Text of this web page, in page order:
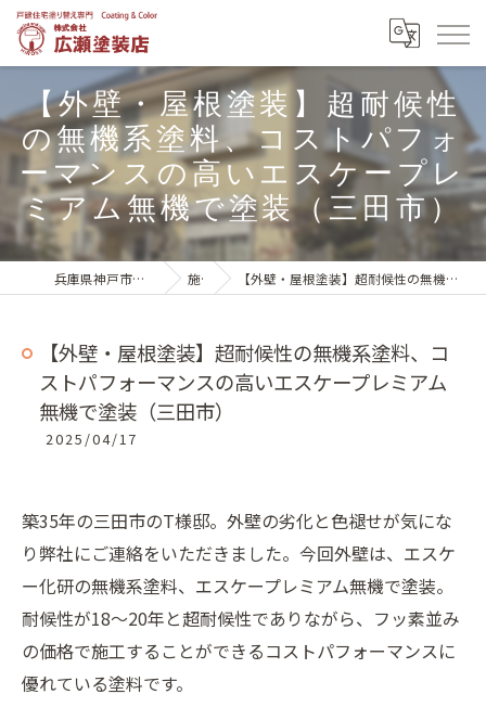
【外壁・屋根塗装】超耐候性
の無機系塗料、コストパフォ
ーマンスの高いエスケープレ
ミアム無機で塗装（三田市）
兵庫県神戸市北区の外壁塗装は株式会社広瀬塗装店 施工実績 【外壁・屋根塗装】超耐候性の無機系塗料、コストパフォーマンスの高いエスケープレミアム無機で塗装（三田市）
【外壁・屋根塗装】超耐候性の無機系塗料、コ
ストパフォーマンスの高いエスケープレミアム
無機で塗装（三田市）
2025/04/17
築35年の三田市のT様邸。外壁の劣化と色褪せが気にな
り弊社にご連絡をいただきました。今回外壁は、エスケ
ー化研の無機系塗料、エスケープレミアム無機で塗装。
耐候性が18～20年と超耐候性でありながら、フッ素並み
の価格で施工することができるコストパフォーマンスに
優れている塗料です。